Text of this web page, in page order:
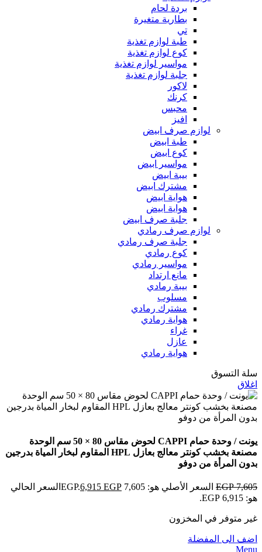
بردة لحام
بطارية متغيرة
تي
طبة لوازم تغذية
كوع لوازم تغذية
مواسير لوازم تغذية
جلبة لوازم تغذية
لاكور
كرنك
محبس
افيز
لوازم صرف ابيض
طبة ابيض
كوع ابيض
مواسير ابيض
بيبة ابيض
مشترك ابيض
هواية ابيض
هواية ابيض
جلبة صرف ابيض
لوازم صرف رمادي
جلبة صرف رمادي
كوع رمادي
مواسير رمادي
مانع ارتداد
بيبة رمادي
مسلوب
مشترك رمادي
هواية رمادي
غراء
عازل
هواية رمادي
سلة التسوق
اغلاق
يونت / وحدة حمام CAPPI لحوض مقاس 80 × 50 سم الوحدة
مصنعة بخشب كونتر معالج بعازل HPL المقاوم لبخار المياة بدرجين
بدون المرأة من دوفو
7,605
EGP السعر الأصلي هو: 7,605 EGP. 6,915 EGP
السعر الحالي
هو: 6,915 EGP.
غير متوفر في المخزون
اضف الى المفضلة
Menu